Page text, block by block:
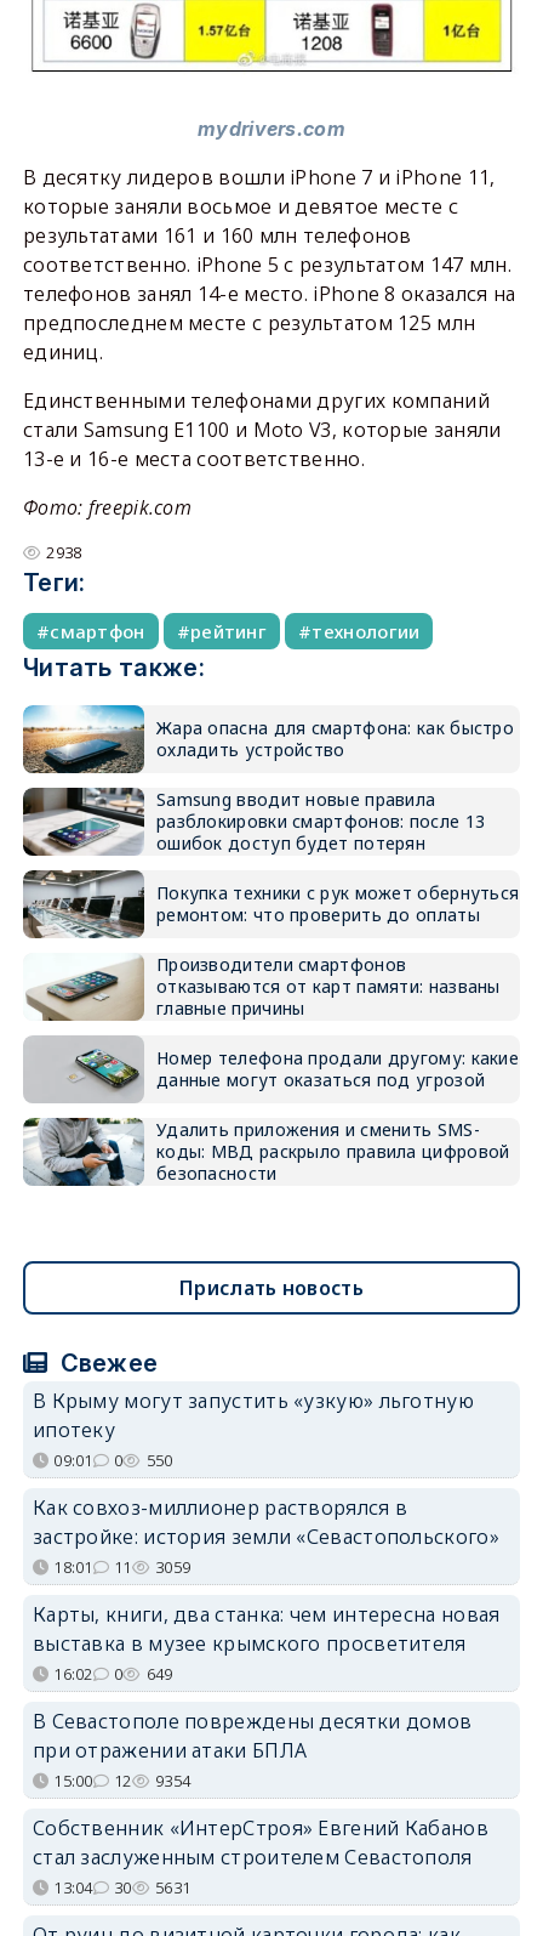
mydrivers.com
В десятку лидеров вошли iPhone 7 и iPhone 11,
которые заняли восьмое и девятое месте с
результатами 161 и 160 млн телефонов
соответственно. iPhone 5 с результатом 147 млн.
телефонов занял 14-е место. iPhone 8 оказался на
предпоследнем месте с результатом 125 млн
единиц.
Единственными телефонами других компаний
стали Samsung E1100 и Moto V3, которые заняли
13-е и 16-е места соответственно.
Фото: freepik.com
2938
Теги:
смартфон рейтинг технологии
Читать также:
Жара опасна для смартфона: как быстро
охладить устройство
Samsung вводит новые правила
разблокировки смартфонов: после 13
ошибок доступ будет потерян
Покупка техники с рук может обернуться
ремонтом: что проверить до оплаты
Производители смартфонов
отказываются от карт памяти: названы
главные причины
Номер телефона продали другому: какие
данные могут оказаться под угрозой
Удалить приложения и сменить SMS-
коды: МВД раскрыло правила цифровой
безопасности
Прислать новость
Свежее
В Крыму могут запустить «узкую» льготную
ипотеку
09:01 0 550
Как совхоз-миллионер растворялся в
застройке: история земли «Севастопольского»
18:01 11 3059
Карты, книги, два станка: чем интересна новая
выставка в музее крымского просветителя
16:02 0 649
В Севастополе повреждены десятки домов
при отражении атаки БПЛА
15:00 12 9354
Собственник «ИнтерСтроя» Евгений Кабанов
стал заслуженным строителем Севастополя
13:04 30 5631